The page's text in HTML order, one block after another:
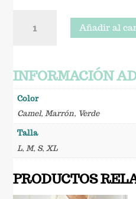
Roxana
Añadir al
INFORMACIÓN
Color
Camel, Marrón, Verde
Talla
L, M, S, XL
PRODUCTOS